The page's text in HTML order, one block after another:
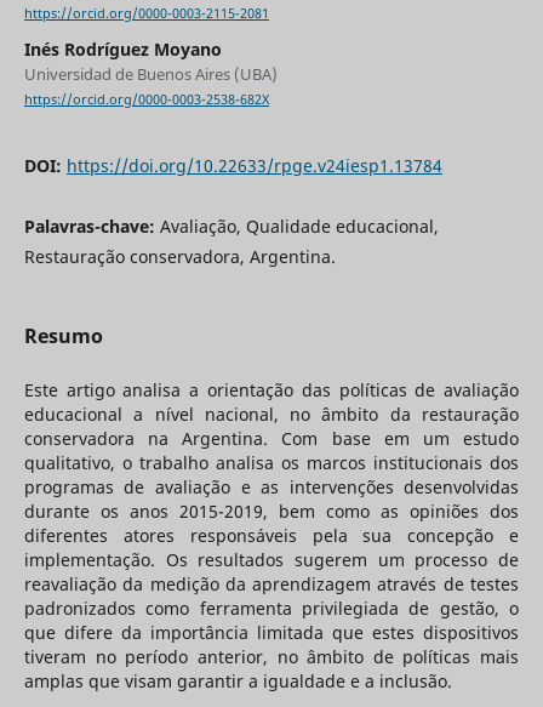
https://orcid.org/0000-0003-2115-2081
Inés Rodríguez Moyano
Universidad de Buenos Aires (UBA)
https://orcid.org/0000-0003-2538-682X
DOI: https://doi.org/10.22633/rpge.v24iesp1.13784
Palavras-chave: Avaliação, Qualidade educacional,
Restauração conservadora, Argentina.
Resumo
Este artigo analisa a orientação das políticas de avaliação
educacional a nível nacional, no âmbito da restauração
conservadora na Argentina. Com base em um estudo
qualitativo, o trabalho analisa os marcos institucionais dos
programas de avaliação e as intervenções desenvolvidas
durante os anos 2015-2019, bem como as opiniões dos
diferentes atores responsáveis pela sua concepção e
implementação. Os resultados sugerem um processo de
reavaliação da medição da aprendizagem através de testes
padronizados como ferramenta privilegiada de gestão, o
que difere da importância limitada que estes dispositivos
tiveram no período anterior, no âmbito de políticas mais
amplas que visam garantir a igualdade e a inclusão.